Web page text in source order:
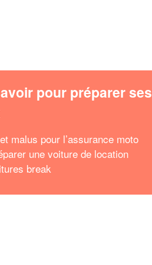
pour préparer ses
malus pour l’assurance moto
une voiture de location
break